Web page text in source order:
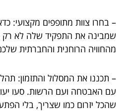
– בחרו צוות מתופפים מקצועי:
שמבינה את התפקיד שלה לא רק
מהחוויה הרוחנית והחברתית
– תכננו את המסלול והתזמון:
עם האבטחה ועם הרשות. סעו
שהכל יזרום כמו שצריך, בלי